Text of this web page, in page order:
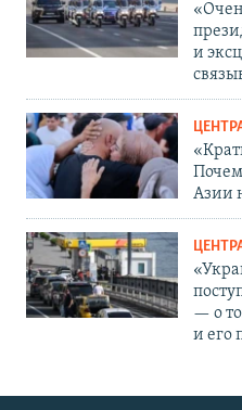
и
Азии
— о
и его